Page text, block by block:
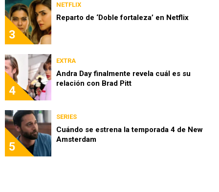
3
NETFLIX
Reparto de ‘Doble fortaleza’ en Netflix
4
EXTRA
Andra Day finalmente revela cuál es su
relación con Brad Pitt
5
SERIES
Cuándo se estrena la temporada 4 de New
Amsterdam